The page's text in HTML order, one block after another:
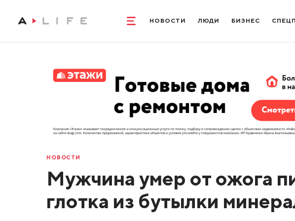
НОВОСТИ ЛЮДИ БИЗНЕС
НОВОСТИ
Мужчина умер от ожога
глотка из бутылки